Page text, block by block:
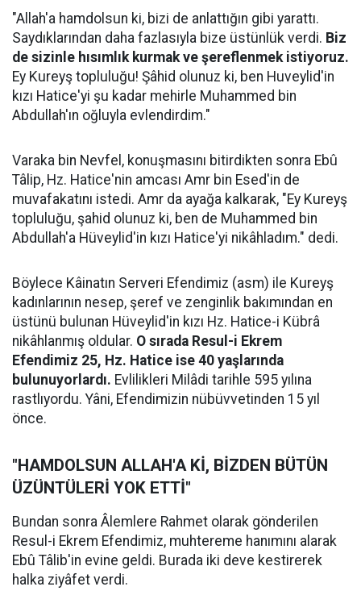
"Allah'a hamdolsun ki, bizi de anlattığın gibi yarattı.
Saydıklarından daha fazlasıyla bize üstünlük verdi. Biz
de sizinle hısımlık kurmak ve şereflenmek istiyoruz.
Ey Kureyş topluluğu! Şâhid olunuz ki, ben Huveylid'in
kızı Hatice'yi şu kadar mehirle Muhammed bin
Abdullah'ın oğluyla evlendirdim."
Varaka bin Nevfel, konuşmasını bitirdikten sonra Ebû
Tâlip, Hz. Hatice'nin amcası Amr bin Esed'in de
muvafakatını istedi. Amr da ayağa kalkarak, "Ey Kureyş
topluluğu, şahid olunuz ki, ben de Muhammed bin
Abdullah'a Hüveylid'in kızı Hatice'yi nikâhladım." dedi.
Böylece Kâinatın Serveri Efendimiz (asm) ile Kureyş
kadınlarının nesep, şeref ve zenginlik bakımından en
üstünü bulunan Hüveylid'in kızı Hz. Hatice-i Kübrâ
nikâhlanmış oldular. O sırada Resul-i Ekrem
Efendimiz 25, Hz. Hatice ise 40 yaşlarında
bulunuyorlardı. Evlilikleri Milâdi tarihle 595 yılına
rastlıyordu. Yâni, Efendimizin nübüvvetinden 15 yıl
önce.
"HAMDOLSUN ALLAH'A Kİ, BİZDEN BÜTÜN
ÜZÜNTÜLERİ YOK ETTİ"
Bundan sonra Âlemlere Rahmet olarak gönderilen
Resul-i Ekrem Efendimiz, muhtereme hanımını alarak
Ebû Tâlib'in evine geldi. Burada iki deve kestirerek
halka ziyâfet verdi.